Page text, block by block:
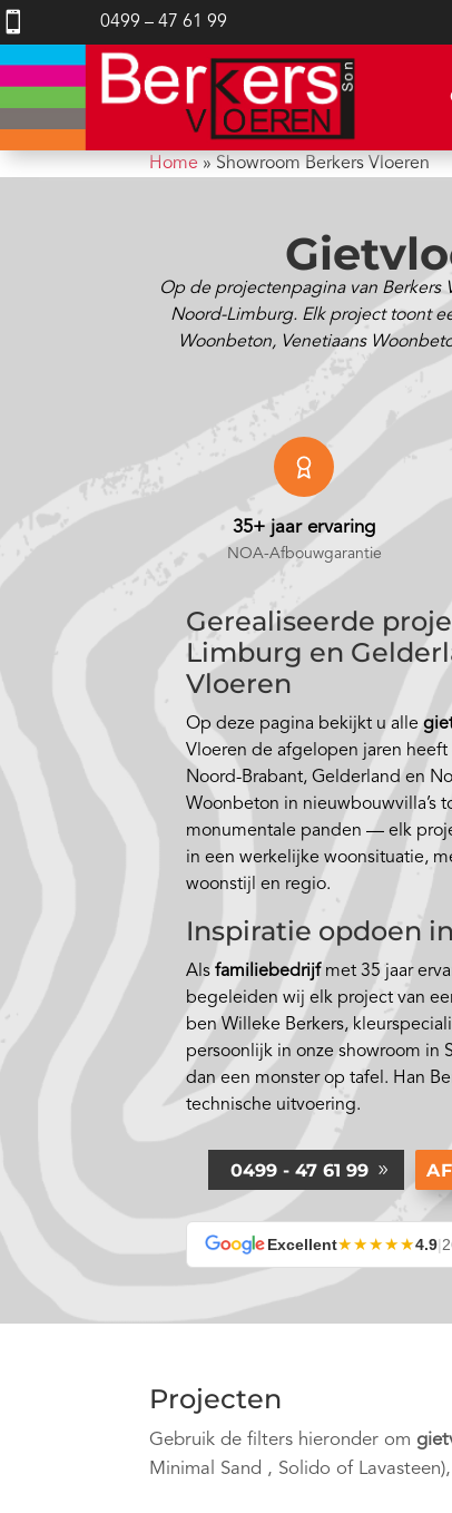
 0499 – 47 61 99
Home » Showroom Berkers Vloeren
Op de projectenpagina van
Noord-Limburg. Elk project toont
Woonbeton, Venetiaans
35+ jaar ervaring
NOA-Afbouwgarantie
Gerealiseerde
Limburg en
Vloeren
Op deze pagina bekijkt u alle
Vloeren de afgelopen jaren
Noord-Brabant, Gelderland en
Woonbeton in nieuwbouwvilla’s
monumentale panden — elk
in een werkelijke woonsituatie,
woonstijl en regio.
Inspiratie opdoen
Alsfamiliebedrijfmet 35 jaar
begeleiden wij elk project van
ben Willeke Berkers,
persoonlijk in onze showroom in
dan een monster op tafel. Han
technische uitvoering.
0499 - 47 61 99
Excellent★★★★★4.9|
Projecten
Gebruik de filters hieronder om
Minimal Sand , Solido of Lavasteen),